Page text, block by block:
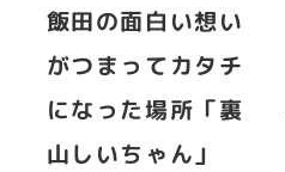
飯田の面白い想い
がつまってカタチ
になった場所「裏
山しいちゃん」